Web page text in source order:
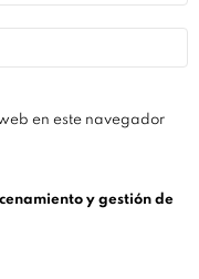
en este navegador
y gestión de